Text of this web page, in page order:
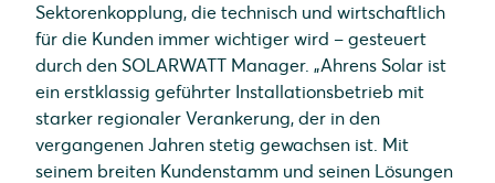
Sektorenkopplung, die technisch und wirtschaftlich
für die Kunden immer wichtiger wird – gesteuert
durch den SOLARWATT Manager. „Ahrens Solar ist
ein erstklassig geführter Installationsbetrieb mit
starker regionaler Verankerung, der in den
vergangenen Jahren stetig gewachsen ist. Mit
seinem breiten Kundenstamm und seinen Lösungen